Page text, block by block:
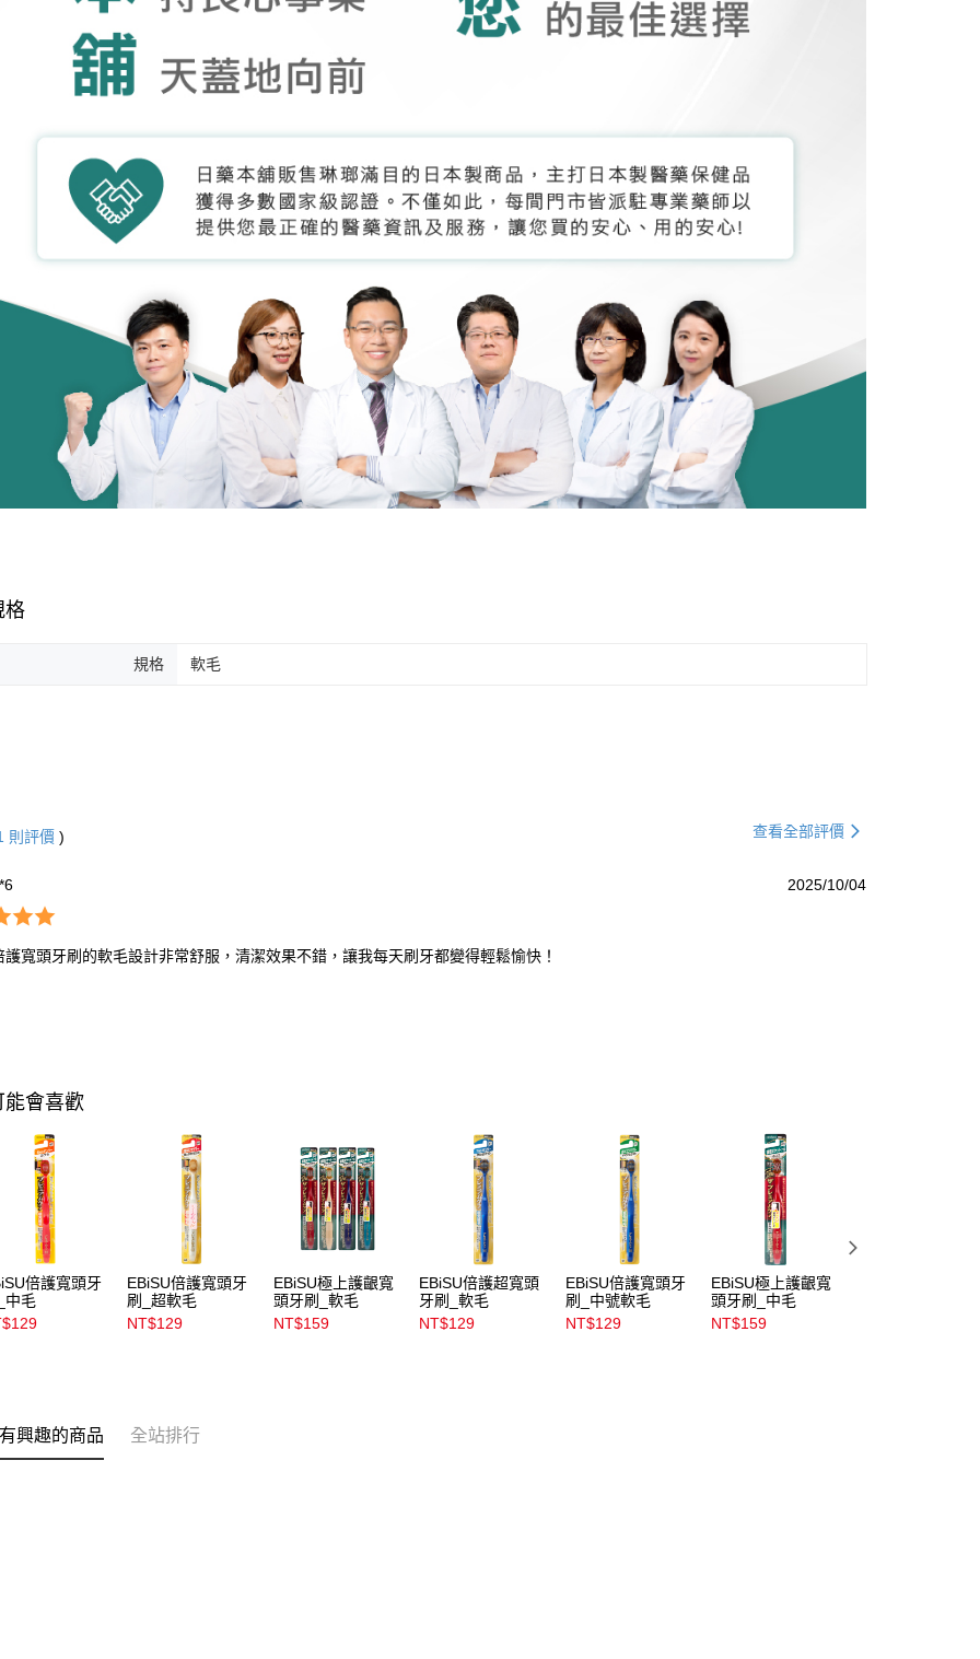
格
規格 軟毛
則評價 ) 查看全部評價
2025/10/04
護寬頭牙刷的軟毛設計非常舒服，清潔效果不錯，讓我每天刷牙都變得輕鬆愉快！
能會喜歡
倍護寬頭牙
中毛
EBiSU倍護寬頭牙
刷_超軟毛
NT$129
EBiSU極上護齦寬
頭牙刷_軟毛
NT$159
EBiSU倍護超寬頭
牙刷_軟毛
NT$129
EBiSU倍護寬頭牙
刷_中號軟毛
NT$129
EBiSU極上護齦寬
頭牙刷_中毛
NT$159
興趣的商品 全站排行